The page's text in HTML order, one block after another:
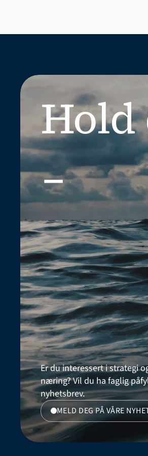
Hold
_
Er du interessert i strategi
næring? Vil du ha faglig
nyhetsbrev.
MELD DEG PÅ VÅRE